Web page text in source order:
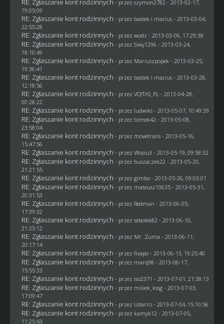
RE: Zgłaszanie kont rodzinnych - przez szymon2782 - 2013-02-17,
19:05:09
RE: Zgłaszanie kont rodzinnych - przez bastek i macius- 2013-03-04,
22:55:28
RE: Zgłaszanie kont rodzinnych - przez wodz - 2013-03-06, 17:29:38
RE: Zgłaszanie kont rodzinnych - przez Siwy1296 - 2013-03-24,
18:10:49
RE: Zgłaszanie kont rodzinnych - przez Mariuszpopek - 2013-03-25,
19:36:41
RE: Zgłaszanie kont rodzinnych - przez bastek i macius- 2013-03-28,
12:18:56
RE: Zgłaszanie kont rodzinnych - przez VOJTAS_PL- 2013-04-28,
00:28:22
RE: Zgłaszanie kont rodzinnych - przez ludwiks- 2013-05-07, 10:49:39
RE: Zgłaszanie kont rodzinnych - przez tomek42 - 2013-05-08,
23:58:04
RE: Zgłaszanie kont rodzinnych - przez movetrans- 2013-05-16,
15:47:56
RE: Zgłaszanie kont rodzinnych - przez Wosiu3 - 2013-05-19, 09:58:32
RE: Zgłaszanie kont rodzinnych - przez buszaczek22 - 2013-05-20,
21:21:55
RE: Zgłaszanie kont rodzinnych - przez gimbo- 2013-05-26, 09:03:01
RE: Zgłaszanie kont rodzinnych - przez mateusz10635- 2013-05-31,
20:31:53
RE: Zgłaszanie kont rodzinnych - przez Redman - 2013-06-05,
17:39:32
RE: Zgłaszanie kont rodzinnych - przez sebolek82 - 2013-06-10,
21:23:12
RE: Zgłaszanie kont rodzinnych - przez Mr. Zuma - 2013-06-11,
20:17:14
RE: Zgłaszanie kont rodzinnych - przez fivapo- 2013-06-13, 19:25:40
RE: Zgłaszanie kont rodzinnych - przez marq98 - 2013-06-17,
15:55:33
RE: Zgłaszanie kont rodzinnych - przez iso2371 - 2013-07-01, 21:38:13
RE: Zgłaszanie kont rodzinnych - przez misiek_kssg- 2013-07-03,
17:09:47
RE: Zgłaszanie kont rodzinnych - przez Udarro- 2013-07-04, 15:10:56
RE: Zgłaszanie kont rodzinnych - przez kamyk12 - 2013-07-05,
11:25:43